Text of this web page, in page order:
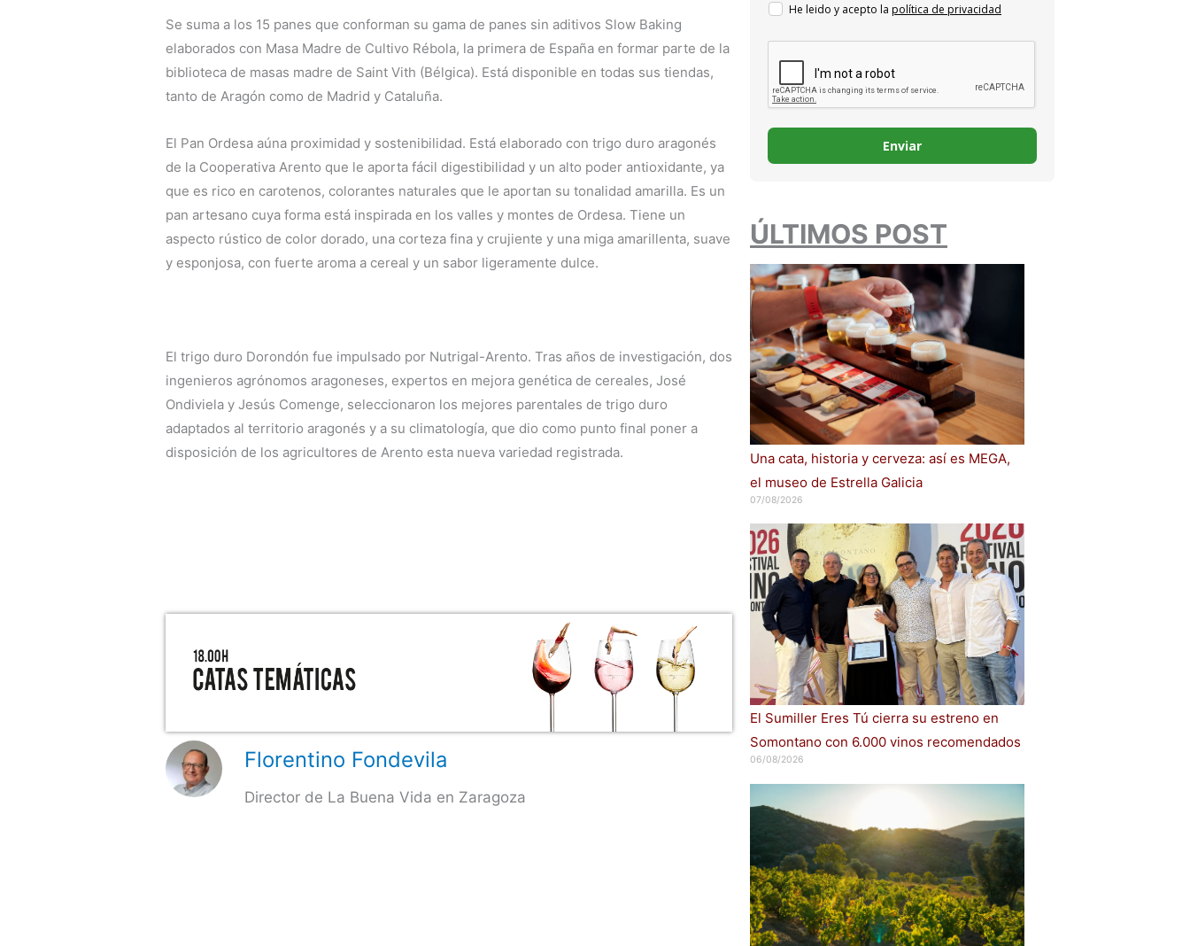
Se suma a los 15 panes que conforman su gama de panes sin aditivos Slow Baking
elaborados con Masa Madre de Cultivo Rébola, la primera de España en formar parte de la
biblioteca de masas madre de Saint Vith (Bélgica). Está disponible en todas sus tiendas,
tanto de Aragón como de Madrid y Cataluña.
El Pan Ordesa aúna proximidad y sostenibilidad. Está elaborado con trigo duro aragonés
de la Cooperativa Arento que le aporta fácil digestibilidad y un alto poder antioxidante, ya
que es rico en carotenos, colorantes naturales que le aportan su tonalidad amarilla. Es un
pan artesano cuya forma está inspirada en los valles y montes de Ordesa. Tiene un
aspecto rústico de color dorado, una corteza fina y crujiente y una miga amarillenta, suave
y esponjosa, con fuerte aroma a cereal y un sabor ligeramente dulce.
El trigo duro Dorondón fue impulsado por Nutrigal-Arento. Tras años de investigación, dos
ingenieros agrónomos aragoneses, expertos en mejora genética de cereales, José
Ondiviela y Jesús Comenge, seleccionaron los mejores parentales de trigo duro
adaptados al territorio aragonés y a su climatología, que dio como punto final poner a
disposición de los agricultores de Arento esta nueva variedad registrada.
Florentino Fondevila
Director de La Buena Vida en Zaragoza
He leido y acepto la política de privacidad
Enviar
ÚLTIMOS POST
Una cata, historia y cerveza: así es MEGA,
el museo de Estrella Galicia
07/08/2026
El Sumiller Eres Tú cierra su estreno en
Somontano con 6.000 vinos recomendados
06/08/2026